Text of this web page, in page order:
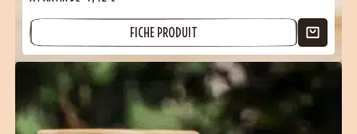
FICHE PRODUIT